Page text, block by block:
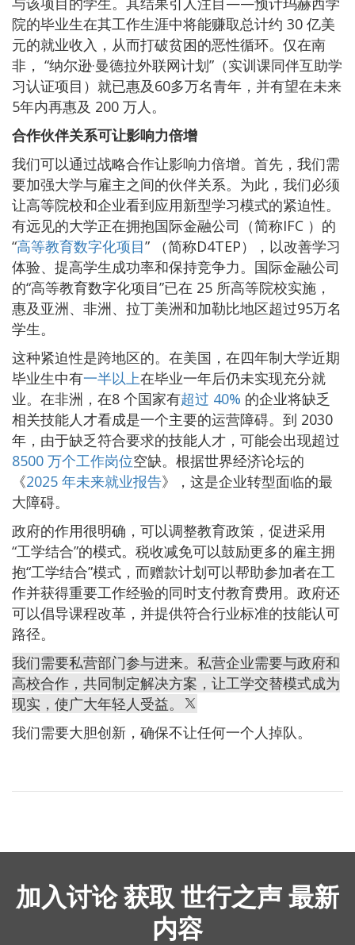
院的毕业生在其工作生涯中将能赚取总计约 30 亿美
元的就业收入，从而打破贫困的恶性循环。仅在南
非， “纳尔逊·曼德拉外联网计划”（实训课同伴互助学
习认证项目）就已惠及60多万名青年，并有望在未来
5年内再惠及 200 万人。
合作伙伴关系可让影响力倍增
我们可以通过战略合作让影响力倍增。首先，我们需
要加强大学与雇主之间的伙伴关系。为此，我们必须
让高等院校和企业看到应用新型学习模式的紧迫性。
有远见的大学正在拥抱国际金融公司（简称IFC ）的
“高等教育数字化项目” （简称D4TEP），以改善学习
体验、提高学生成功率和保持竞争力。国际金融公司
的“高等教育数字化项目”已在 25 所高等院校实施，
惠及亚洲、非洲、拉丁美洲和加勒比地区超过95万名
学生。
这种紧迫性是跨地区的。在美国，在四年制大学近期
毕业生中有一半以上在毕业一年后仍未实现充分就
业。在非洲，在8 个国家有超过 40% 的企业将缺乏
相关技能人才看成是一个主要的运营障碍。到 2030
年，由于缺乏符合要求的技能人才，可能会出现超过
8500 万个工作岗位空缺。根据世界经济论坛的
《2025 年未来就业报告》，这是企业转型面临的最
大障碍。
政府的作用很明确，可以调整教育政策，促进采用
“工学结合”的模式。税收减免可以鼓励更多的雇主拥
抱“工学结合”模式，而赠款计划可以帮助参加者在工
作并获得重要工作经验的同时支付教育费用。政府还
可以倡导课程改革，并提供符合行业标准的技能认可
路径。
我们需要私营部门参与进来。私营企业需要与政府和
高校合作，共同制定解决方案，让工学交替模式成为
现实，使广大年轻人受益。
我们需要大胆创新，确保不让任何一个人掉队。
加入讨论 获取 世行之声 最新
内容